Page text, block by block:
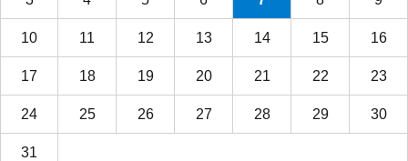
10 11 12 13 14 15 16
17 18 19 20 21 22 23
24 25 26 27 28 29 30
31